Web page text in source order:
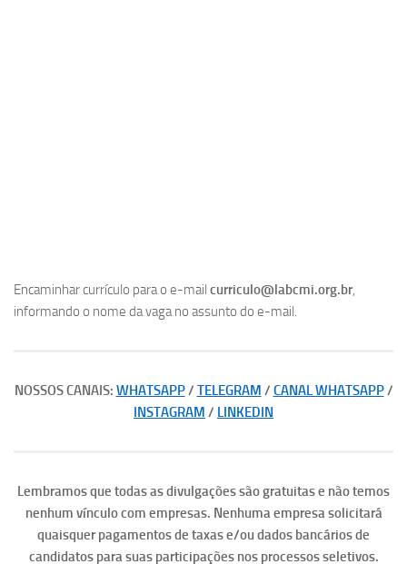
Encaminhar currículo para o e-mail curriculo@labcmi.org.br,
informando o nome da vaga no assunto do e-mail.
NOSSOS CANAIS: WHATSAPP/ TELEGRAM / CANAL WHATSAPP/
INSTAGRAM / LINKEDIN
Lembramos que todas as divulgações são gratuitas e não temos
nenhum vínculo com empresas. Nenhuma empresa solicitará
quaisquer pagamentos de taxas e/ou dados bancários de
candidatos para suas participações nos processos seletivos.